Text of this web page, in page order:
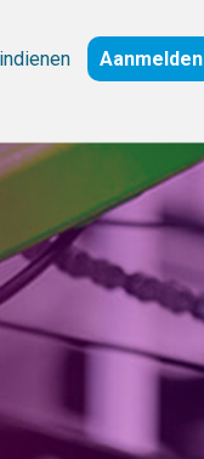
Aanmelden